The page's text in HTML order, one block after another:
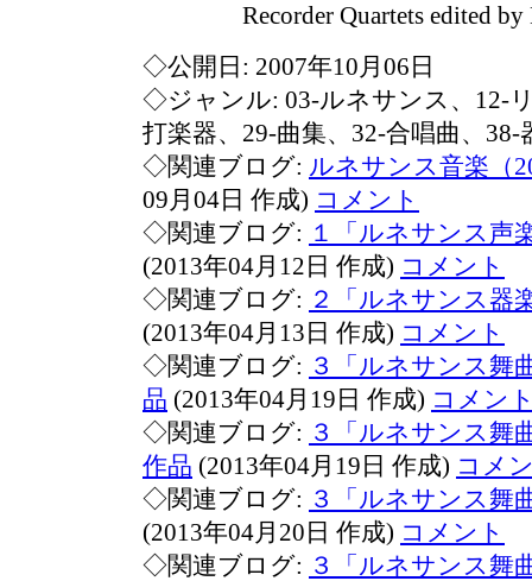
Recorder Quartets edited by
◇公開日: 2007年10月06日
◇ジャンル: 03-ルネサンス、12-
打楽器、29-曲集、32-合唱曲、38-
◇関連ブログ: ルネサンス音楽（
09月04日 作成) コメント
◇関連ブログ: １「ルネサンス声
(2013年04月12日 作成) コメント
◇関連ブログ: ２「ルネサンス器
(2013年04月13日 作成) コメント
◇関連ブログ: ３「ルネサンス
品 (2013年04月19日 作成) コメン
◇関連ブログ: ３「ルネサンス
作品 (2013年04月19日 作成) コメ
◇関連ブログ: ３「ルネサンス
(2013年04月20日 作成) コメント
◇関連ブログ: ３「ルネサンス